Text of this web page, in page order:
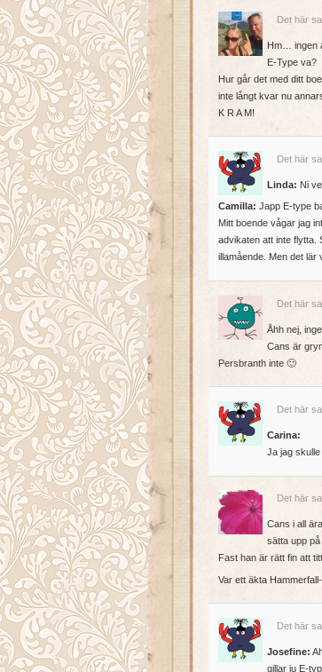
Det här sa
Hm… ingen
E-Type va?
Hur går det med ditt
inte långt kvar nu
K R A M!
Det här sa
Linda: Ni
Camilla: Japp E-type
Mitt boende vågar jag
advikaten att inte flytta.
illamående. Men det
Det här sa
Åhh nej,
Cans är
Persbranth inte 🙂
Det här sa
Carina:
Ja jag
Det här sa
Cans i all
sätta upp
Fast han är rätt fin att
Var ett äkta
Det här sa
Josefine:
gillar ju E-